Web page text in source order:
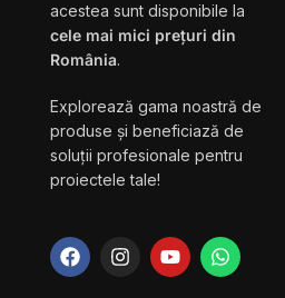
acestea sunt disponibile la
cele mai mici prețuri din
România.
Explorează gama noastră de
produse și beneficiază de
soluții profesionale pentru
proiectele tale!